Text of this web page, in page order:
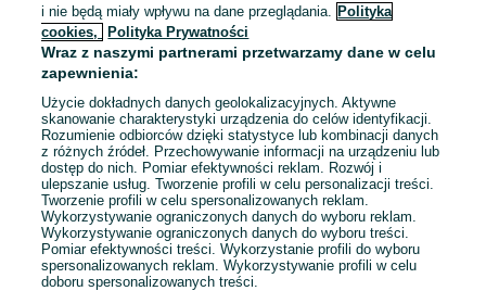
Zahajki
Odświeżono dzisiaj o 05:02
1 2 3 ... 100
i nie będą miały wpływu na dane przeglądania. Polityka
cookies,
Polityka Prywatności
Wraz z naszymi partnerami przetwarzamy dane w celu
zapewnienia:
Użycie dokładnych danych geolokalizacyjnych. Aktywne
skanowanie charakterystyki urządzenia do celów identyfikacji.
Rozumienie odbiorców dzięki statystyce lub kombinacji danych
z różnych źródeł. Przechowywanie informacji na urządzeniu lub
dostęp do nich. Pomiar efektywności reklam. Rozwój i
ulepszanie usług. Tworzenie profili w celu personalizacji treści.
Tworzenie profili w celu spersonalizowanych reklam.
Wykorzystywanie ograniczonych danych do wyboru reklam.
Wykorzystywanie ograniczonych danych do wyboru treści.
Pomiar efektywności treści. Wykorzystanie profili do wyboru
spersonalizowanych reklam. Wykorzystywanie profili w celu
doboru spersonalizowanych treści.